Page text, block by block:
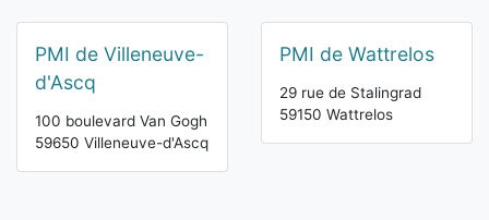
PMI de Villeneuve-
d'Ascq
100 boulevard Van Gogh
59650 Villeneuve-d'Ascq
PMI de Wattrelos
29 rue de Stalingrad
59150 Wattrelos